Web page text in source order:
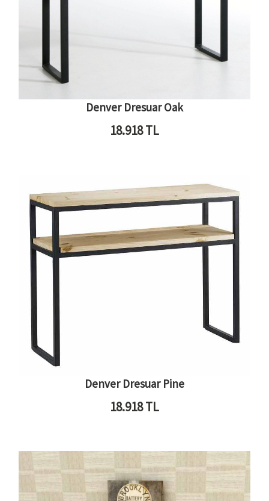
Denver Dresuar Oak
18.918TL
Denver Dresuar Pine
18.918TL